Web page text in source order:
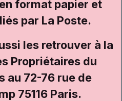
format papier et
par La Poste.
les retrouver à la
Propriétaires du
au 72-76 rue de
75116 Paris.